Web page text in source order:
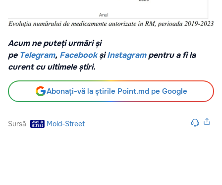
Acum ne puteți urmări și
pe Telegram, Facebook șiInstagrampentru a fi la
curent cu ultimele știri.
Abonați-vă la știrile Point.md pe Google
Sursă Mold-Street